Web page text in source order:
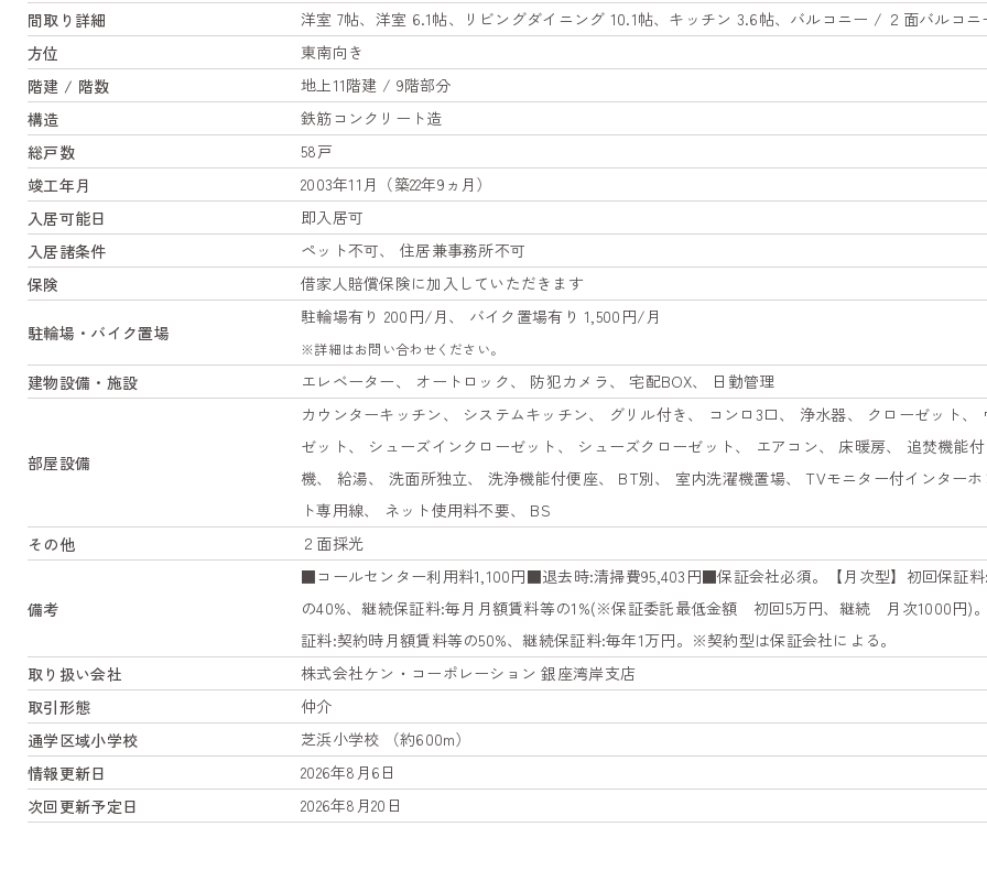
間取り詳細
洋室 7帖、洋室 6.1帖、リビングダイニング 10.1帖、キッチン 3.6帖、バルコニー / ２面バルコニ
方位
東南向き
階建 / 階数
地上11階建 / 9階部分
構造
鉄筋コンクリート造
総戸数
58戸
竣工年月
2003年11月（築22年9ヵ月）
入居可能日
即入居可
入居諸条件
ペット不可、 住居兼事務所不可
保険
借家人賠償保険に加入していただきます
駐輪場・バイク置場
駐輪場有り 200円/月、 バイク置場有り 1,500円/月
※詳細はお問い合わせください。
建物設備・施設 エレベーター、 オートロック、 防犯カメラ、 宅配BOX、 日勤管理
部屋設備
カウンターキッチン、 システムキッチン、 グリル付き、 コンロ3口、 浄水器、 クローゼット、
ゼット、 シューズインクローゼット、 シューズクローゼット、 エアコン、 床暖房、 追焚機能
機、 給湯、 洗面所独立、 洗浄機能付便座、 BT別、 室内洗濯機置場、 TVモニター付インターホ
ト専用線、 ネット使用料不要、 BS
その他
２面採光
備考
■コールセンター利用料1,100円■退去時:清掃費95,403円■保証会社必須。【月次型】初回保証
の40%、継続保証料:毎月月額賃料等の1%(※保証委託最低金額 初回5万円、継続 月次1000円)
証料:契約時月額賃料等の50%、継続保証料:毎年1万円。※契約型は保証会社による。
取り扱い会社
株式会社ケン・コーポレーション 銀座湾岸支店
取引形態
仲介
通学区域小学校
芝浜小学校 （約600m）
情報更新日
2026年8月6日
次回更新予定日
2026年8月20日